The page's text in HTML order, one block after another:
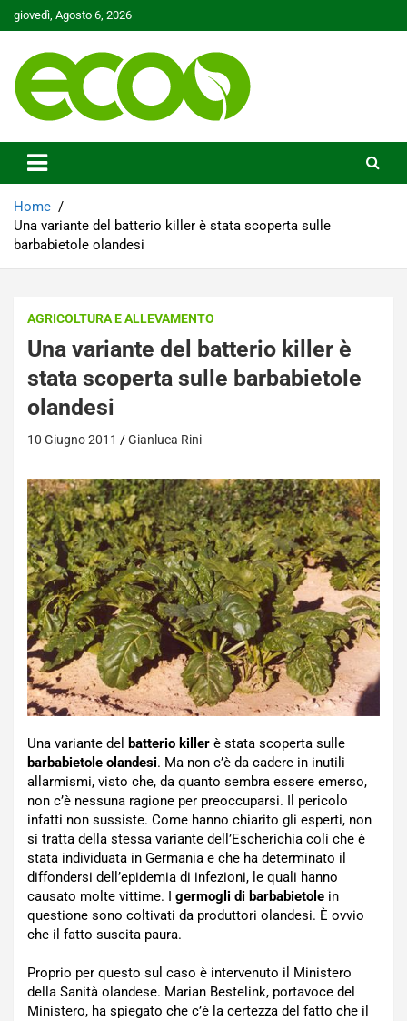
Skip
to
giovedì, Agosto 6, 2026
Ecoo.it
Home
Una variante del batterio killer è stata scoperta sulle
barbabietole olandesi
AGRICOLTURA E ALLEVAMENTO
Una variante del batterio killer è
stata scoperta sulle barbabietole
olandesi
10 Giugno 2011 Gianluca Rini
Una variante del batterio killer è stata scoperta sulle
barbabietole olandesi. Ma non c’è da cadere in inutili
allarmismi, visto che, da quanto sembra essere emerso,
non c’è nessuna ragione per preoccuparsi. Il pericolo
infatti non sussiste. Come hanno chiarito gli esperti, non
si tratta della stessa variante dell’Escherichia coli che è
stata individuata in Germania e che ha determinato il
diffondersi dell’epidemia di infezioni, le quali hanno
causato molte vittime. I germogli di barbabietole in
questione sono coltivati da produttori olandesi. È ovvio
che il fatto suscita paura.
Proprio per questo sul caso è intervenuto il Ministero
della Sanità olandese. Marian Bestelink, portavoce del
Ministero, ha spiegato che c’è la certezza del fatto che il